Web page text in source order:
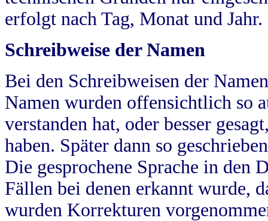
erfolgt nach Tag, Monat und Jahr.
Schreibweise der Namen
Bei den Schreibweisen der
Namen wurden offensichtlich so
verstanden hat, oder besser
haben. Später dann so
Die gesprochene Sprache in
Fällen bei denen erkannt wurde,
wurden Korrekturen